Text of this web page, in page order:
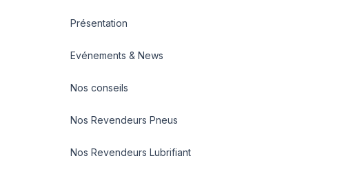
Présentation
Evénements & News
Nos conseils
Nos Revendeurs Pneus
Nos Revendeurs Lubrifiant